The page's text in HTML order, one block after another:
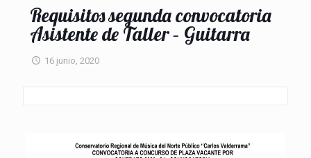
Requisitos segunda convocatoria
Asistente de Taller – Guitarra
16 junio, 2020